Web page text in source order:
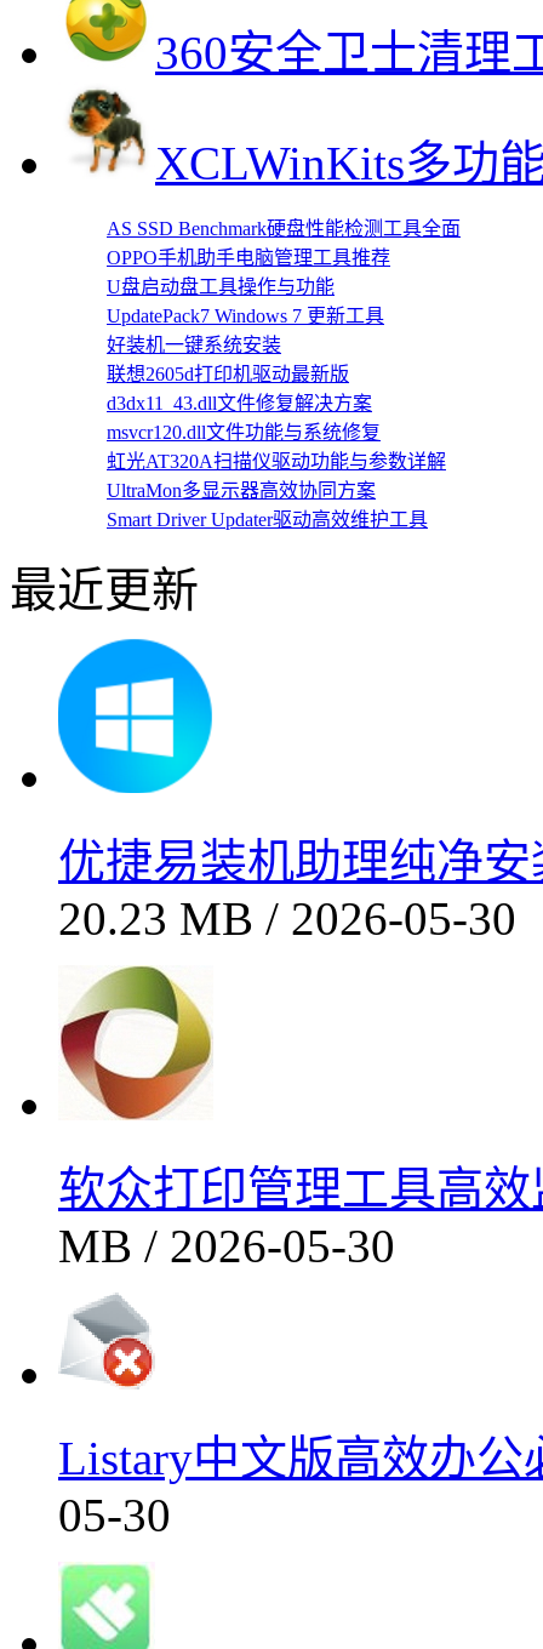
360安全卫士清理
XCLWinKits多功
AS SSD Benchmark硬盘性能检测工具全面
OPPO手机助手电脑管理工具推荐
U盘启动盘工具操作与功能
UpdatePack7 Windows 7 更新工具
好装机一键系统安装
联想2605d打印机驱动最新版
d3dx11_43.dll文件修复解决方案
msvcr120.dll文件功能与系统修复
虹光AT320A扫描仪驱动功能与参数详解
UltraMon多显示器高效协同方案
Smart Driver Updater驱动高效维护工具
最近更新
优捷易装机助理纯净
20.23 MB / 2026-05-30
软众打印管理工具高
MB / 2026-05-30
Listary中文版高效办公
05-30